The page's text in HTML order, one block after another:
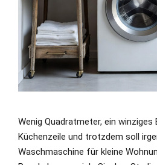
Wenig Quadratmeter, ein winziges
Küchenzeile und trotzdem soll
Waschmaschine für kleine